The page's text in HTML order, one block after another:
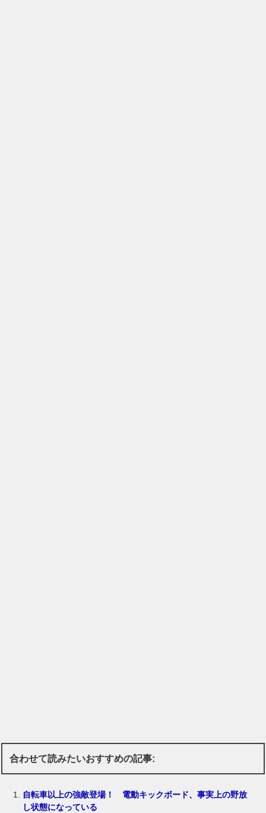
合わせて読みたいおすすめの記事:
自転車以上の強敵登場！ 電動キックボード、事実上の野放
し状態になっている